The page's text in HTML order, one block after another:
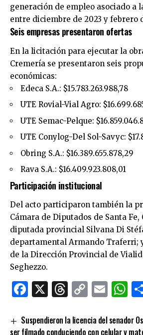
generación de empleo asociado a
entre diciembre de 2023 y febrero
Seis empresas presentaron ofertas
En la licitación para ejecutar la
Cremería se presentaron seis
económicas:
Edeca S.A.: $15.783.263.988,78
UTE Rovial-Vial Agro:
UTE Semac-Pelque:
UTE Conylog-Del Sol-Savyc:
Obring S.A.: $16.389.655.878,29
Rava S.A.: $16.409.923.808,01
Participación institucional
Del acto participaron también la
Cámara de Diputados de Santa Fe,
diputada provincial Silvana Di
departamental Armando Traferri;
de la Dirección Provincial de
Seghezzo.
Facebook
X Threads
Copy
Suspendieron la licencia del senador
ser filmado conduciendo con celular y